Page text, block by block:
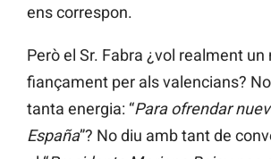
ens correspon.
Però el Sr. Fabra ¿vol realment un
fiançament per als valencians?
tanta energia: “Para ofrendar
España”? No diu amb tant de